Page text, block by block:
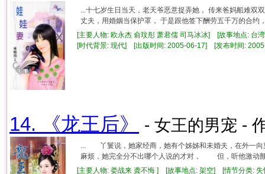
...十七岁生日当天，老天爷恶意捉弄她， 传来爸妈船难
丈夫，用婚姻当保护罩， 于是跟他签下酬劳五千万的合约
[主要人物: 欧永杰 俞玟彤 萧君儒 司马冰冰] [故事地点: 台
[时代背景: 现代] [出版时间: 2005-06-17] [发布时间:
14. 《龙王后》 - 女王的男宠 -
... 丫鬟说，她家经商，她有个姊姊和未婚夫，在外
麻烦，她完全分不出哪个人说的才对， 但，听他激动
[主要人物: 娄战来 龚不悔 ] [故事地点: 架空] [情节分类: 失